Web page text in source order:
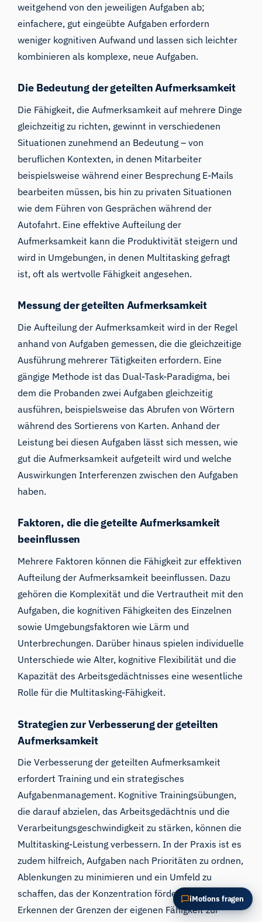
weitgehend von den jeweiligen Aufgaben ab;
einfachere, gut eingeübte Aufgaben erfordern
weniger kognitiven Aufwand und lassen sich leichter
kombinieren als komplexe, neue Aufgaben.
Die Bedeutung der geteilten Aufmerksamkeit
Die Fähigkeit, die Aufmerksamkeit auf mehrere Dinge
gleichzeitig zu richten, gewinnt in verschiedenen
Situationen zunehmend an Bedeutung – von
beruflichen Kontexten, in denen Mitarbeiter
beispielsweise während einer Besprechung E-Mails
bearbeiten müssen, bis hin zu privaten Situationen
wie dem Führen von Gesprächen während der
Autofahrt. Eine effektive Aufteilung der
Aufmerksamkeit kann die Produktivität steigern und
wird in Umgebungen, in denen Multitasking gefragt
ist, oft als wertvolle Fähigkeit angesehen.
Messung der geteilten Aufmerksamkeit
Die Aufteilung der Aufmerksamkeit wird in der Regel
anhand von Aufgaben gemessen, die die gleichzeitige
Ausführung mehrerer Tätigkeiten erfordern. Eine
gängige Methode ist das Dual-Task-Paradigma, bei
dem die Probanden zwei Aufgaben gleichzeitig
ausführen, beispielsweise das Abrufen von Wörtern
während des Sortierens von Karten. Anhand der
Leistung bei diesen Aufgaben lässt sich messen, wie
gut die Aufmerksamkeit aufgeteilt wird und welche
Auswirkungen Interferenzen zwischen den Aufgaben
haben.
Faktoren, die die geteilte Aufmerksamkeit
beeinflussen
Mehrere Faktoren können die Fähigkeit zur effektiven
Aufteilung der Aufmerksamkeit beeinflussen. Dazu
gehören die Komplexität und die Vertrautheit mit den
Aufgaben, die kognitiven Fähigkeiten des Einzelnen
sowie Umgebungsfaktoren wie Lärm und
Unterbrechungen. Darüber hinaus spielen individuelle
Unterschiede wie Alter, kognitive Flexibilität und die
Kapazität des Arbeitsgedächtnisses eine wesentliche
Rolle für die Multitasking-Fähigkeit.
Strategien zur Verbesserung der geteilten
Aufmerksamkeit
Die Verbesserung der geteilten Aufmerksamkeit
erfordert Training und ein strategisches
Aufgabenmanagement. Kognitive Trainingsübungen,
die darauf abzielen, das Arbeitsgedächtnis und die
Verarbeitungsgeschwindigkeit zu stärken, können die
Multitasking-Leistung verbessern. In der Praxis ist es
zudem hilfreich, Aufgaben nach Prioritäten zu ordnen,
Ablenkungen zu minimieren und ein Umfeld zu
schaffen, das der Konzentration förderlich ist. Das
Erkennen der Grenzen der eigenen Fähigkeit zur
iMotions fragen
iMotions Forschungsassistent
Fragen Sie nach Forschungsmethoden,
Produkten, Sensoren, SDKs, Ressourcen oder
auf dem, was Sie fragen.
FRAGEN SIE ZU DIESEM ARTIKEL
Diesen Artikel zusammenfassen
Warum ist das wichtig?
Wie könnte ich das anwenden?